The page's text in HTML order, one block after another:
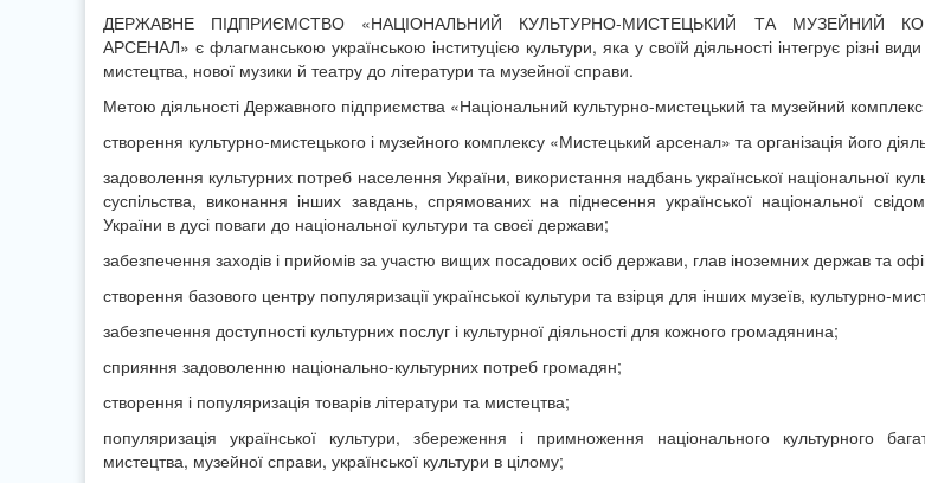
ДЕРЖАВНЕ ПІДПРИЄМСТВО «НАЦІОНАЛЬНИЙ КУЛЬТУРНО-МИСТЕЦЬКИЙ ТА МУЗЕЙНИЙ
АРСЕНАЛ» є флагманською українською інституцією культури, яка у своїй діяльності інтегрує різні
мистецтва, нової музики й театру до літератури та музейної справи.
Метою діяльності Державного підприємства «Національний культурно-мистецький та музейний
створення культурно-мистецького і музейного комплексу «Мистецький арсенал» та організація його
задоволення культурних потреб населення України, використання надбань української національної
суспільства, виконання інших завдань, спрямованих на піднесення української національної
України в дусі поваги до національної культури та своєї держави;
забезпечення заходів і прийомів за участю вищих посадових осіб держави, глав іноземних держав та
створення базового центру популяризації української культури та взірця для інших музеїв, культурно-
забезпечення доступності культурних послуг і культурної діяльності для кожного громадянина;
сприяння задоволенню національно-культурних потреб громадян;
створення і популяризація товарів літератури та мистецтва;
популяризація української культури, збереження і примноження національного культурного
мистецтва, музейної справи, української культури в цілому;